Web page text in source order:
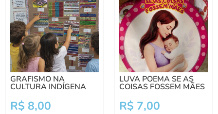
GRAFISMO NA
CULTURA INDÍGENA
R$ 8,00
LUVA POEMA SE AS
COISAS FOSSEM MÃES
R$ 7,00